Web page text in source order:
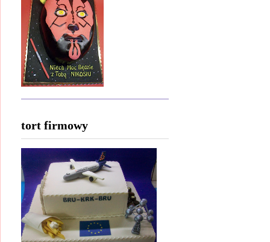
tort firmowy